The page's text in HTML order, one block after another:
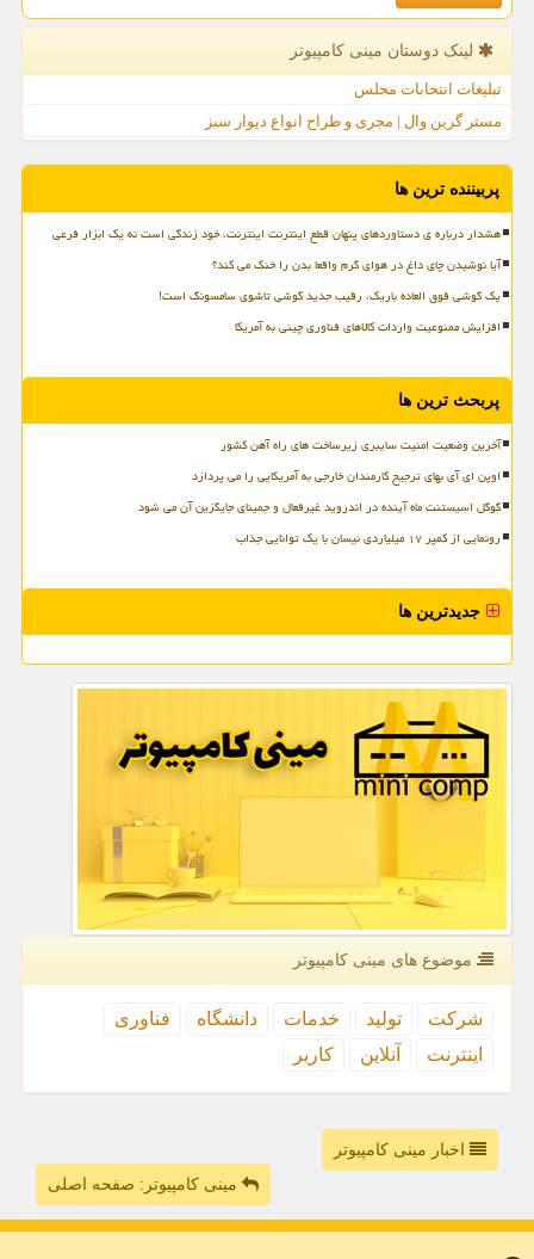
لینک دوستان مینی كامپیوتر
تبلیغات انتخابات مجلس
مستر گرین وال | مجری و طراح انواع دیوار سبز
پربیننده ترین ها
هشدار درباره ی دستاوردهای پنهان قطع اینترنت اینترنت، خود زندگی است نه یک ابزار فرعی
آیا نوشیدن چای داغ در هوای گرم واقعا بدن را خنک می کند؟
یک گوشی فوق العاده باریک، رقیب جدید گوشی تاشوی سامسونگ است!
افزایش ممنوعیت واردات کالاهای فناوری چینی به آمریکا
پربحث ترین ها
آخرین وضعیت امنیت سایبری زیرساخت های راه آهن کشور
اوپن ای آی بهای ترجیح کارمندان خارجی به آمریکایی را می پردازد
گوگل اسیستنت ماه آینده در اندروید غیرفعال و جمینای جایگزین آن می شود
رونمایی از کمپر ۱۷ میلیاردی نیسان با یک توانایی جذاب
جدیدترین ها
موضوع های مینی كامپیوتر
شركت تولید خدمات دانشگاه
فناوری
اینترنت
آنلاین كاربر
اخبار مینی کامپیوتر
مینی کامپیوتر: صفحه اصلی